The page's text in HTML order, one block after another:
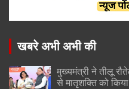
खबरे अभी अभी की
मुख्यमंत्री ने तीलू
से मातृशक्ति को